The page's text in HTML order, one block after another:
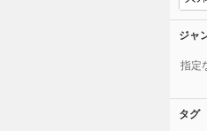
ジャ
指定
タグ